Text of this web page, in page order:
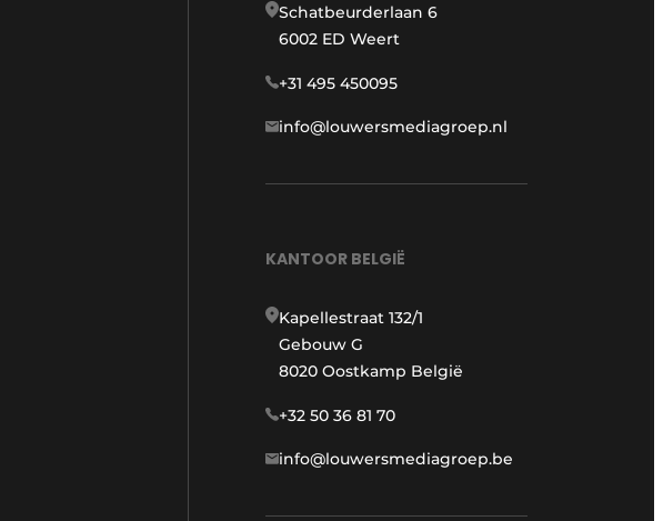
Schatbeurderlaan 6
6002 ED Weert
+31 495 450095
info@louwersmediagroep.nl
KANTOOR BELGIË
Kapellestraat 132/1
Gebouw G
8020 Oostkamp België
+32 50 36 81 70
info@louwersmediagroep.be